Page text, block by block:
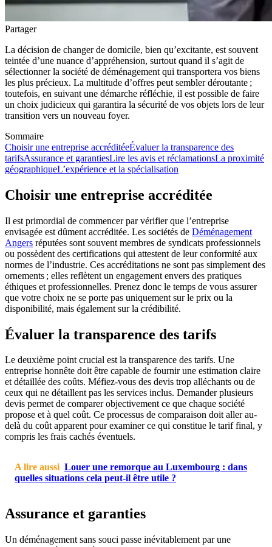
Partager
La décision de changer de domicile, bien qu’excitante, est souvent
teintée d’une nuance d’appréhension, surtout quand il s’agit de
sélectionner la société de déménagement qui transportera vos biens
les plus précieux. La multitude d’offres peut sembler déroutante ;
toutefois, en suivant une démarche réfléchie, il est possible de faire
un choix judicieux qui garantira la sécurité de vos objets lors de leur
transition vers un nouveau foyer.
Sommaire
Choisir une entreprise accréditéeÉvaluer la transparence des
tarifsAssurance et garantiesLire les avis et réclamationsLa proximité
géographiqueL’expérience et la spécialisation
Choisir une entreprise accréditée
Il est primordial de commencer par vérifier que l’entreprise
envisagée est dûment accréditée. Les sociétés de Déménagement
Angers réputées sont souvent membres de syndicats professionnels
ou possèdent des certifications qui attestent de leur conformité aux
normes de l’industrie. Ces accréditations ne sont pas simplement des
ornements ; elles reflètent un engagement envers des pratiques
éthiques et professionnelles. Prenez donc le temps de vous assurer
que votre choix ne se porte pas uniquement sur le prix ou la
disponibilité, mais également sur la crédibilité.
Évaluer la transparence des tarifs
Le deuxième point crucial est la transparence des tarifs. Une
entreprise honnête doit être capable de fournir une estimation claire
et détaillée des coûts. Méfiez-vous des devis trop alléchants ou de
ceux qui ne détaillent pas les services inclus. Demander plusieurs
devis permet de comparer objectivement ce que chaque société
propose et à quel coût. Ce processus de comparaison doit aller au-
delà du coût apparent pour examiner ce qui constitue le tarif final, y
compris les frais cachés éventuels.
A lire aussi Louer une remorque au Luxembourg : dans
quelles situations cela peut-il être utile ?
Assurance et garanties
Un déménagement sans souci passe inévitablement par une